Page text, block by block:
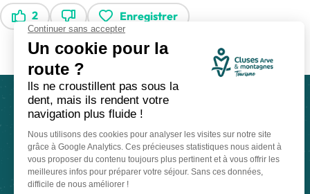
2
Ce contenu vous a été utile
Ce contenu ne vous a pas été utile
Enregistrer